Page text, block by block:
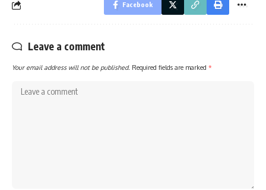
Facebook
Leave a comment
Your email address will not be published. Required fields are marked *